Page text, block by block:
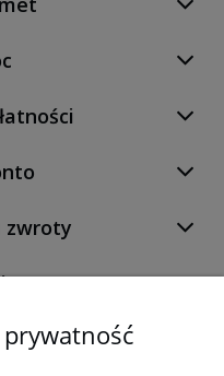
zwroty